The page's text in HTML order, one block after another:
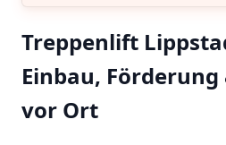
Treppenlift
Einbau,
vor Ort